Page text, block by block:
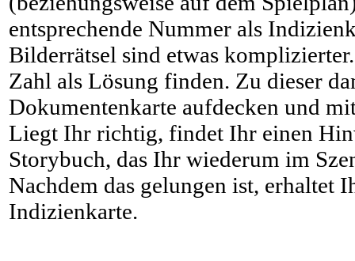
entsprechende Nummer als
Bilderrätsel sind etwas
Zahl als Lösung finden. Zu dieser
Dokumentenkarte aufdecken und
Liegt Ihr richtig, findet Ihr einen
Storybuch, das Ihr wiederum im
Nachdem das gelungen ist, erhaltet
Indizienkarte.